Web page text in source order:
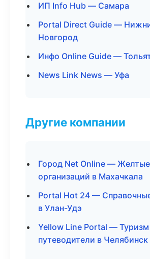
ИП Info Hub — Самара
Portal Direct Guide —
Новгород
Инфо Online Guide —
News Link News — Уфа
Другие компании
Город Net Online —
организаций в Махачкала
Portal Hot 24 —
в Улан-Удэ
Yellow Line Portal — Туризм
путеводители в Челябинск